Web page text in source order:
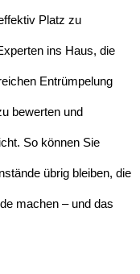
Platz zu
ins Haus, die
Entrümpelung
bewerten und
So können Sie
übrig bleiben, die
machen – und das